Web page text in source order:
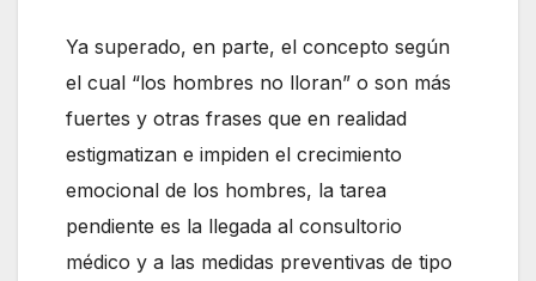
Ya superado, en parte, el concepto según
el cual “los hombres no lloran” o son más
fuertes y otras frases que en realidad
estigmatizan e impiden el crecimiento
emocional de los hombres, la tarea
pendiente es la llegada al consultorio
médico y a las medidas preventivas de tipo